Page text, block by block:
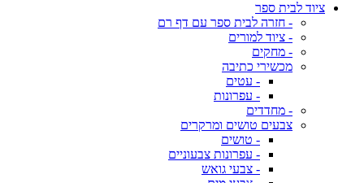
ציוד לבית ספר
- חזרה לבית ספר עם דף רם
- ציוד למורים
- מחקים
מכשירי כתיבה
- עטים
- עפרונות
- מחדדים
צבעים טושים ומרקרים
- טושים
- עפרונות צבעוניים
- צבעי גואש